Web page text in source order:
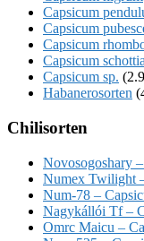
Capsicum
Capsicum
Capsicum
Capsicum
Capsicum sp.
Habanerosorten
Chilisorten
Novosogoshary
Numex Twilight
Num-78 –
Nagykállói Tf –
Omrc Maicu –